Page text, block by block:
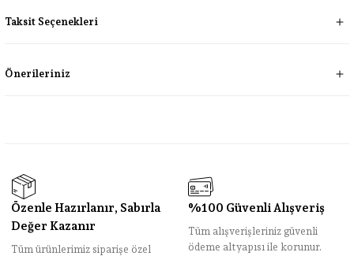
Taksit Seçenekleri
Önerileriniz
Özenle Hazırlanır, Sabırla
Değer Kazanır
Tüm ürünlerimiz siparişe özel
%100 Güvenli Alışveriş
Tüm alışverişleriniz güvenli
ödeme altyapısı ile korunur.